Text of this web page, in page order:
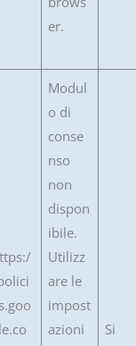
er.
Modul
o di
conse
nso
non
dispon
ibile.
Utilizz
are le
impost
azioni
Si